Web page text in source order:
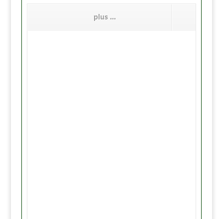
plus ...